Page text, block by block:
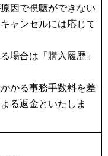
因で視聴ができない
ャンセルには応じて
場合は「購入履歴」
かる事務手数料を差
る返金といたしま